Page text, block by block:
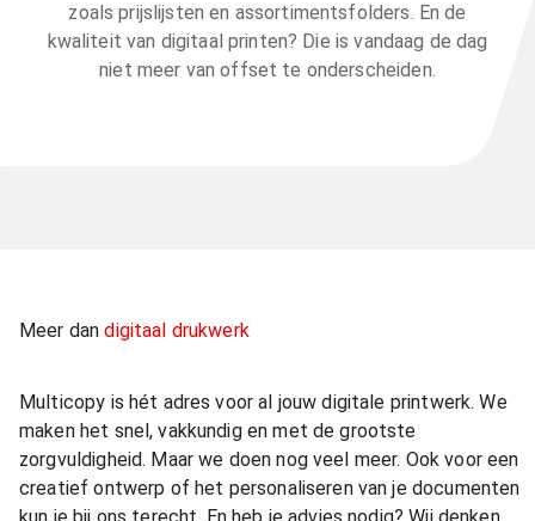
zoals prijslijsten en assortimentsfolders. En de
kwaliteit van digitaal printen? Die is vandaag de dag
niet meer van offset te onderscheiden.
Meer dandigitaal drukwerk
Multicopy is hét adres voor al jouw digitale printwerk. We
maken het snel, vakkundig en met de grootste
zorgvuldigheid. Maar we doen nog veel meer. Ook voor een
creatief ontwerp of het personaliseren van je documenten